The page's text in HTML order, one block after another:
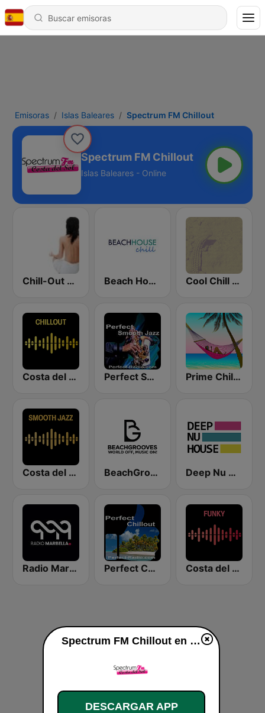
Emisoras Islas Baleares Spectrum FM Chillout
Spectrum FM Chillout
Islas Baleares - Online
Chill-Out Radio Gaia Beach House Radio Chill Cool Chill House
Costa del Mar Chillout Perfect Smooth Jazz Prime Chillout
Costa del Mar Smooth Sax BeachGrooves Radio Deep Nu House Radio by SO&SO
Radio Marbella - Vocal Deep House Perfect Chillout Costa del Mar Funky
Spectrum FM Chillout en vivo
DESCARGAR APP